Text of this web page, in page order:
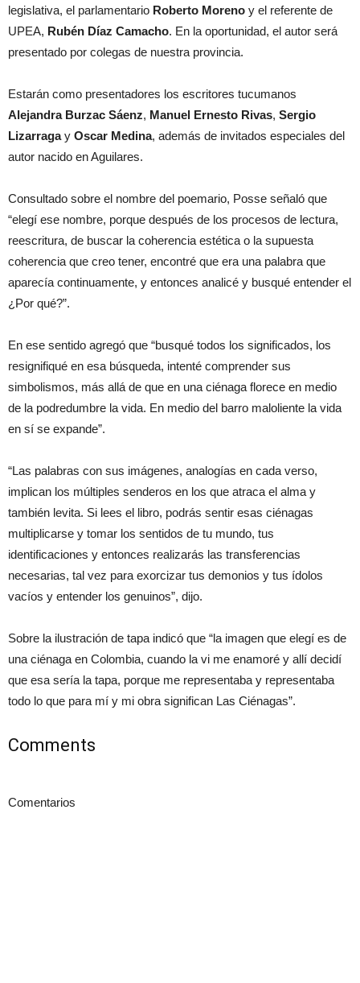
legislativa, el parlamentario Roberto Moreno y el referente de
UPEA, Rubén Díaz Camacho. En la oportunidad, el autor será
presentado por colegas de nuestra provincia.
Estarán como presentadores los escritores tucumanos
Alejandra Burzac Sáenz, Manuel Ernesto Rivas, Sergio
Lizarragay Oscar Medina, además de invitados especiales del
autor nacido en Aguilares.
Consultado sobre el nombre del poemario, Posse señaló que
“elegí ese nombre, porque después de los procesos de lectura,
reescritura, de buscar la coherencia estética o la supuesta
coherencia que creo tener, encontré que era una palabra que
aparecía continuamente, y entonces analicé y busqué entender el
¿Por qué?”.
En ese sentido agregó que “busqué todos los significados, los
resignifiqué en esa búsqueda, intenté comprender sus
simbolismos, más allá de que en una ciénaga florece en medio
de la podredumbre la vida. En medio del barro maloliente la vida
en sí se expande”.
“Las palabras con sus imágenes, analogías en cada verso,
implican los múltiples senderos en los que atraca el alma y
también levita. Si lees el libro, podrás sentir esas ciénagas
multiplicarse y tomar los sentidos de tu mundo, tus
identificaciones y entonces realizarás las transferencias
necesarias, tal vez para exorcizar tus demonios y tus ídolos
vacíos y entender los genuinos”, dijo.
Sobre la ilustración de tapa indicó que “la imagen que elegí es de
una ciénaga en Colombia, cuando la vi me enamoré y allí decidí
que esa sería la tapa, porque me representaba y representaba
todo lo que para mí y mi obra significan Las Ciénagas”.
Comments
Comentarios